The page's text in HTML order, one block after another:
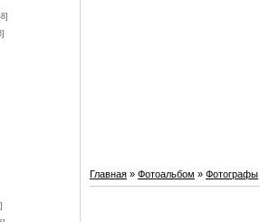
Главная » Фотоальбом » Фотографы